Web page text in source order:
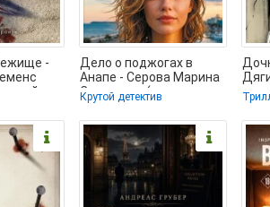
-
txt,
Дело о поджогах в
Анапе - Серова Марина
Сергеевна (читать
полную версию книги
Крутой детектив